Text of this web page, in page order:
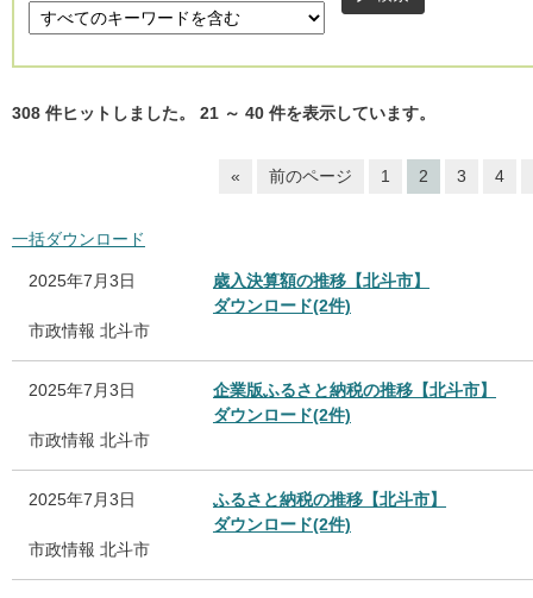
308 件ヒットしました。 21 ～ 40 件を表示しています。
« 前のページ 1 2 3 4
一括ダウンロード
2025年7月3日
歳入決算額の推移【北斗市】
ダウンロード(2件)
市政情報 北斗市
2025年7月3日
企業版ふるさと納税の推移【北斗市】
ダウンロード(2件)
市政情報 北斗市
2025年7月3日
ふるさと納税の推移【北斗市】
ダウンロード(2件)
市政情報 北斗市